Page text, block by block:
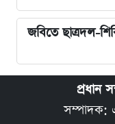
জবিতে ছাত্রদল-
প্রধান
সম্পাদক: